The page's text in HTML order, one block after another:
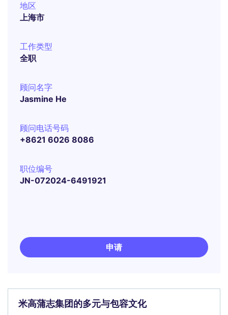
地区
上海市
工作类型
全职
顾问名字
Jasmine He
顾问电话号码
+8621 6026 8086
职位编号
JN-072024-6491921
申请
米高蒲志集团的多元与包容文化